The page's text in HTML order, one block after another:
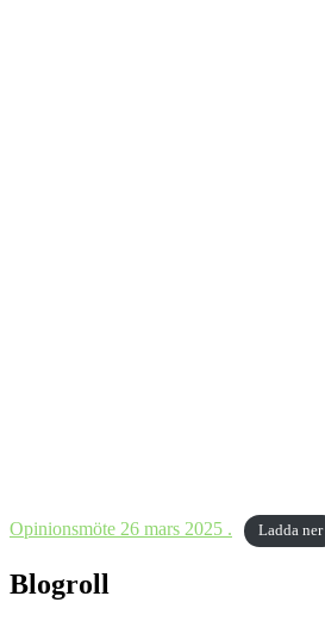
Opinionsmöte 26 mars 2025 . Ladda ner
Blogroll